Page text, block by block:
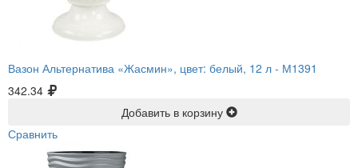
Вазон Альтернатива «Жасмин», цвет: белый, 12 л - М1391
342.34
Добавить в корзину
Сравнить